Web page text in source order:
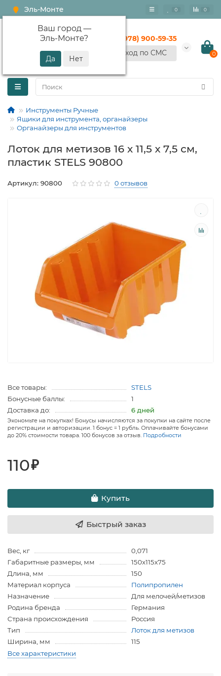
Эль-Монте
Ваш город —
Эль-Монте?
0 0
+7 (978) 900-59-35
Вход по СМС
0
Инструменты Ручные
Ящики для инструмента, органайзеры
Органайзеры для инструментов
Лоток для метизов 16 х 11,5 х 7,5 см,
пластик STELS 90800
Артикул: 90800 0 отзывов
Все товары:
STELS
Бонусные баллы:
1
Доставка до:
6 дней
Экономьте на покупках! Бонусы начисляются за покупки на сайте после
регистрации и авторизации. 1 бонус = 1 рубль. Оплачивайте бонусами
до 20% стоимости товара. 100 бонусов за отзыв. Подробности
110₽
Купить
Быстрый заказ
Вес, кг
0,071
Габаритные размеры, мм
150х115х75
Длина, мм
150
Материал корпуса
Полипропилен
Назначение
Для мелочей/метизов
Родина бренда
Германия
Страна происхождения
Россия
Тип
Лоток для метизов
Ширина, мм
115
Все характеристики